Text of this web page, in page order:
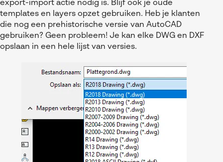
export-import actie nodig is. Blijf ook je oude
templates en layers opzet gebruiken. Heb je klanten
die nog een prehistorische versie van AutoCAD
gebruiken? Geen probleem! Je kan elke DWG en DXF
opslaan in een hele lijst van versies.